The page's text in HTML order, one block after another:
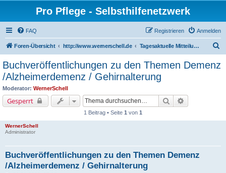
Pro Pflege - Selbsthilfenetzwerk
FAQ Anmelden
Registrieren
Foren-Übersicht http://www.wernerschell.de Tagesaktuelle Mitteilungen
Buchveröffentlichungen zu den Themen Demenz
/Alzheimerdemenz / Gehirnalterung
Moderator: WernerSchell
Gesperrt Suche
1 Beitrag • Seite 1 von 1
WernerSchell
Administrator
Buchveröffentlichungen zu den Themen Demenz
/Alzheimerdemenz / Gehirnalterung